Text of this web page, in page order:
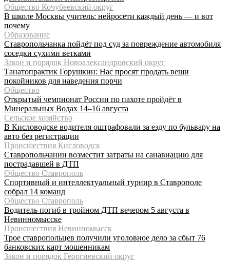
Общество Кочубеевский округ
В школе Москвы учитель: нейросети каждый день — и вот
почему
Образование
Ставропольчанка пойдёт под суд за повреждение автомобиля
соседки сухими ветками
Закон и порядок Новоалександровский округ
Танатопрактик Горушкин: Нас просят продать вещи
покойников для наведения порчи
Общество
Открытый чемпионат России по пахоте пройдёт в
Минеральных Водах 14–16 августа
Сельское хозяйство
В Кисловодске водителя оштрафовали за езду по бульвару на
авто без регистрации
Происшествия Кисловодск
Ставропольчанин возместит затраты на санавиацию для
пострадавшей в ДТП
Общество Ставрополь
Спортивный и интеллектуальный турнир в Ставрополе
собрал 14 команд
Общество Ставрополь
Водитель погиб в тройном ДТП вечером 5 августа в
Невинномысске
Происшествия Невинномысск
Трое ставропольцев получили уголовное дело за сбыт 76
банковских карт мошенникам
Закон и порядок Георгиевский округ